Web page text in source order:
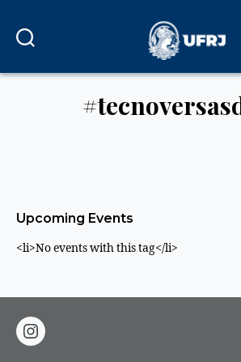
Upcoming Events
<li>No events with this tag</li>
instagram